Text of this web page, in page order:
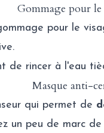
Gommage pour le
pour le
de rincer à l'eau
Masque anti-
qui permet de
un peu de marc